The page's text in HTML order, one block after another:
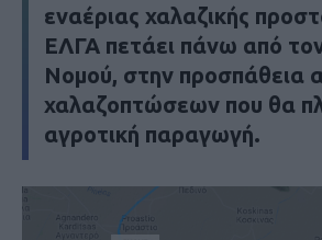
εναέριας χαλαζικής
ΕΛΓΑ πετάει πάνω από
Νομού, στην προσπάθεια
χαλαζοπτώσεων που θα
αγροτική παραγωγή.